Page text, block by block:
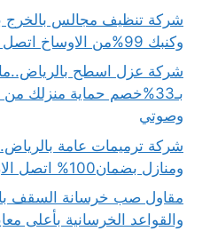
وكنبك 99%من الاوساخ اتصل الان
شركة عزل اسطح بالرياض..ما
بـ33%خصم حماية منزلك
وصوتي
ومنازل بضمان100% اتصل الان
مقاول صب خرسانة السقف
والقواعد الخرسانية بأعلى